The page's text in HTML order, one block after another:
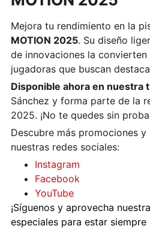
Mejora tu rendimiento en la
MOTION 2025. Su diseño
de innovaciones la
jugadoras que buscan
Disponible ahora en nuestra
Sánchez y forma parte de la
2025. ¡No te quedes sin
Descubre más promociones
nuestras redes sociales:
Instagram
Facebook
YouTube
¡Síguenos y aprovecha
especiales para estar